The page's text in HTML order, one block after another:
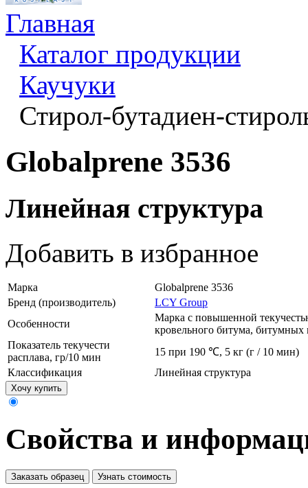
Главная
Каталог продукции
Каучуки
Стирол-бутадиен-
Globalprene 3536
Линейная структура
Добавить в избранное
Марка
Globalprene 3536
Бренд (производитель)
LCY Group
Особенности
Марка с повышенной
кровельного битума, битумных
Показатель текучести
расплава, гр/10 мин
15 при 190 ℃, 5 кг (г / 10 мин)
Классификация
Линейная структура
Хочу купить
Свойства и
Заказать образец Узнать стоимость